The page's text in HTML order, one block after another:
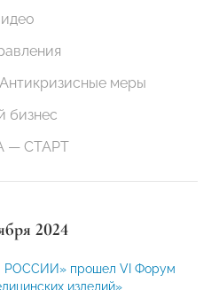
меры
бизнес
— СТАРТ
2024
РОССИИ» прошел VI Форум
изделий»